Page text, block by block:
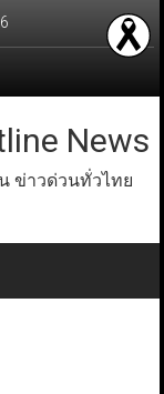
News
ข่าวด่วนทั่วไทย